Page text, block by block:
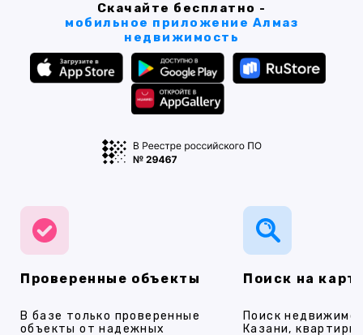
Скачайте бесплатно -
мобильное приложение Алмаз
недвижимость
Проверенные объекты
В базе только проверенные
объекты от надежных
Поиск на
Поиск
Казани,